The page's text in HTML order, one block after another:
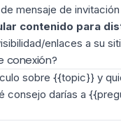
mensaje de
contenido para
enlaces a su
conexión?
sobre {{topic}} y
darías a